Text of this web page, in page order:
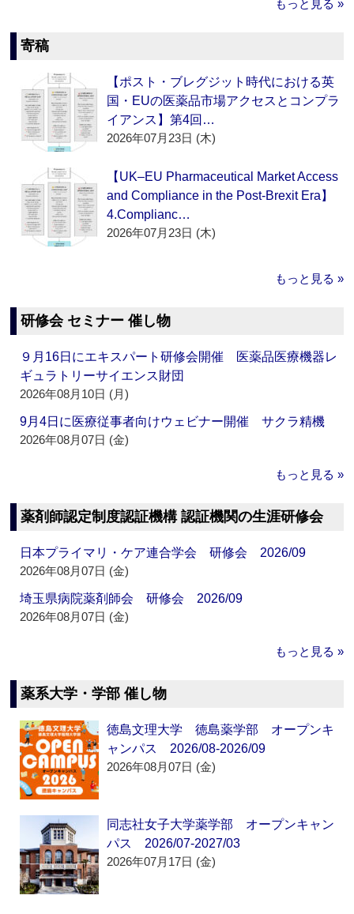
もっと見る »
寄稿
【ポスト・ブレグジット時代における英
国・EUの医薬品市場アクセスとコンプラ
イアンス】第4回…
2026年07月23日 (木)
【UK–EU Pharmaceutical Market Access
and Compliance in the Post-Brexit Era】
4.Complianc…
2026年07月23日 (木)
もっと見る »
研修会 セミナー 催し物
９月16日にエキスパート研修会開催 医薬品医療機器レ
ギュラトリーサイエンス財団
2026年08月10日 (月)
9月4日に医療従事者向けウェビナー開催 サクラ精機
2026年08月07日 (金)
もっと見る »
薬剤師認定制度認証機構 認証機関の生涯研修会
日本プライマリ・ケア連合学会 研修会 2026/09
2026年08月07日 (金)
埼玉県病院薬剤師会 研修会 2026/09
2026年08月07日 (金)
もっと見る »
薬系大学・学部 催し物
徳島文理大学 徳島薬学部 オープンキ
ャンパス 2026/08-2026/09
2026年08月07日 (金)
同志社女子大学薬学部 オープンキャン
パス 2026/07-2027/03
2026年07月17日 (金)